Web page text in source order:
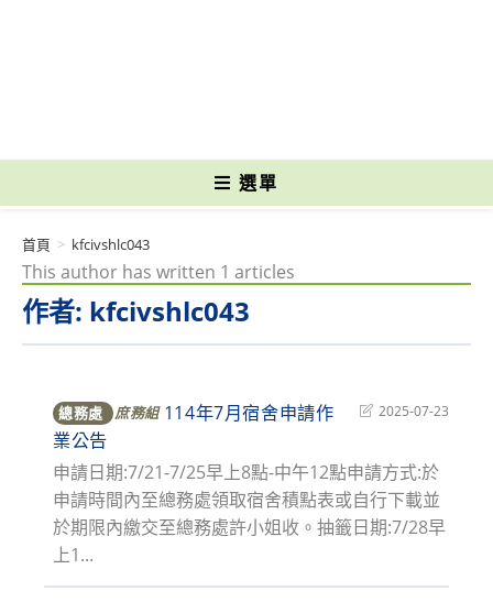
選單
作者: kfcivshlc043
This author has written 1 articles
首頁 > kfcivshlc043
總務處 庶務組 114年7月宿舍申請作
業公告
Post
modified:
2025-07-23
申請日期:7/21-7/25早上8點-中午12點申請方式:於
申請時間內至總務處領取宿舍積點表或自行下載並
於期限內繳交至總務處許小姐收。抽籤日期:7/28早
上1...